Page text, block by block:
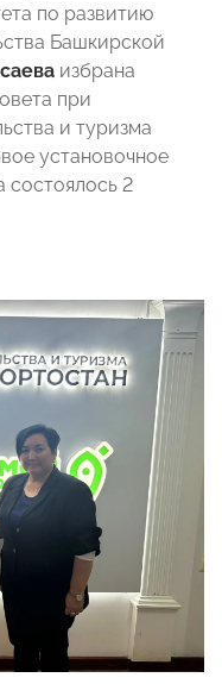
по развитию
Башкирской
избрана
при
и туризма
установочное
состоялось 2